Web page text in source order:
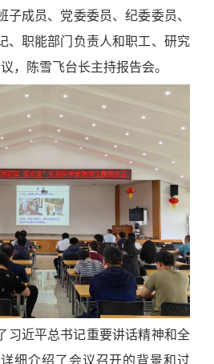
子成员、党委委员、纪委委员、
、职能部门负责人和职工、研究
，陈雪飞台长主持报告会。
习近平总书记重要讲话精神和全
细介绍了会议召开的背景和过